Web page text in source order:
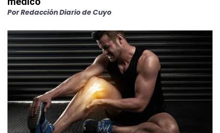
PorRedacción Diario de Cuyo